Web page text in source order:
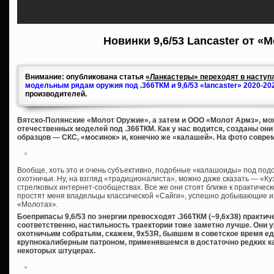
Новинки 9,6/53 Lancaster от
Внимание: опубликована статья «Ланкастеры» переходят в
модельным рядам оружия под .366ТКМ и 9,6/53 «lancaster» 2020-
производителей.
Вятско-Полянские «Молот Оружие», а затем и ООО «Молот Армз»,
отечественных моделей под .366ТКМ. Как у нас водится, созданы
образцов — СКС, «мосинок» и, конечно же «калашей». На фото
Вообще, хоть это и очень субъективно, подобные «калашоиды» под
охотничьи. Ну, на взгляд «традиционалиста», можно даже сказать —
стрелковых интернет-сообществах. Все же они стоят ближе к
простят меня владельцы классической «Сайги», успешно добывающие
«Молотах».
Боеприпасы 9,6/53 по энергии превосходят .366ТКМ (~9,6х38)
соответственно, настильность траектории тоже заметно лучше. Они
охотничьим собратьям, скажем, 9х53R, бывшем в советское время
крупнокалиберным патроном, применявшемся в достаточно редких
некоторых штуцерах.